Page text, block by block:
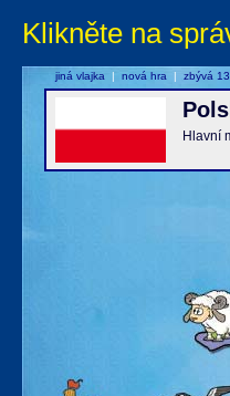
Klikněte na
Hlavní
jiná vlajka | nová hra | zbývá